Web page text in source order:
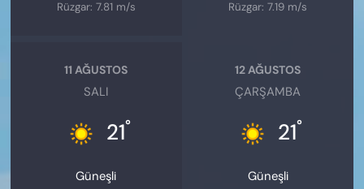
Rüzgar: 7.81 m/s
Rüzgar: 7.19 m/s
11 AĞUSTOS
SALI
21°
Güneşli
12 AĞUSTOS
ÇARŞAMBA
21°
Güneşli